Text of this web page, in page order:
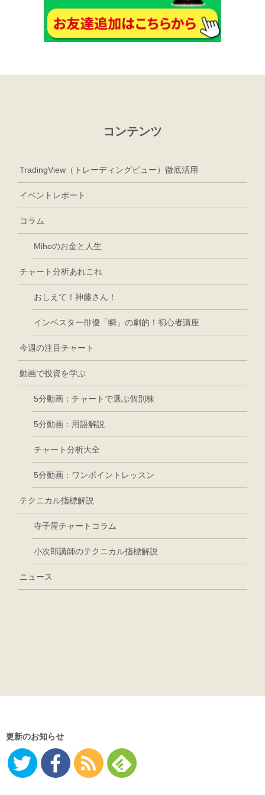
コンテンツ
TradingView（トレーディングビュー）徹底活用
イベントレポート
コラム
Mihoのお金と人生
チャート分析あれこれ
おしえて！神藤さん！
インベスター俳優「瞬」の劇的！初心者講座
今週の注目チャート
動画で投資を学ぶ
5分動画：チャートで選ぶ個別株
5分動画：用語解説
チャート分析大全
5分動画：ワンポイントレッスン
テクニカル指標解説
寺子屋チャートコラム
小次郎講師のテクニカル指標解説
ニュース
更新のお知らせ